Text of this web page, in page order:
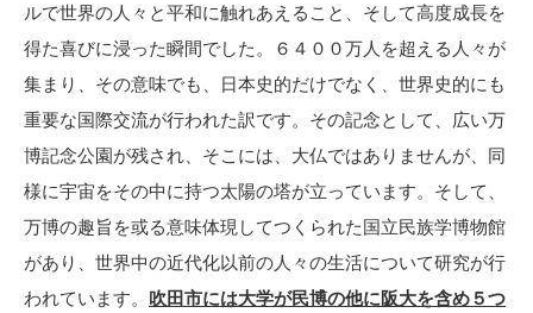
ルで世界の人々と平和に触れあえること、そして高度成長を
得た喜びに浸った瞬間でした。６４００万人を超える人々が
集まり、その意味でも、日本史的だけでなく、世界史的にも
重要な国際交流が行われた訳です。その記念として、広い万
博記念公園が残され、そこには、大仏ではありませんが、同
様に宇宙をその中に持つ太陽の塔が立っています。そして、
万博の趣旨を或る意味体現してつくられた国立民族学博物館
があり、世界中の近代化以前の人々の生活について研究が行
われています。 吹田市には大学が民博の他に阪大を含め５つ